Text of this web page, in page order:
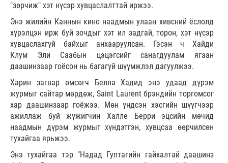
"зөрчиж" хэт нүсэр хувцаслалттай иржээ.
Энэ жилийн Каннын кино наадмын улаан хивсний ёслолд
хүрэлцэн ирж буй зочдыг хэт ил задгай, торон, хэт нүсэр
хувцаслахгүй байхыг анхааруулсан. Гэсэн ч Хайди
Клум Эли Саабын цэцэгсийг санагдуулам ягаан
даашинзаар гоёсон нь багагүй шүүмжлэл дагуулжээ.
Харин загвар өмсөгч Белла Хадид энэ удаад дүрэм
журмыг сайтар мөрдөж, Saint Laurent брэндийн торгомсог
хар даашинзаар гоёжээ. Мөн үндсэн хэсгийн шүүгчээр
ажиллаж буй жүжигчин Халле Берри эцсийн мөчид
наадмын дүрэм журмыг хүндэтгэн, хувцсаа өөрчилсөн
тухайгаа ярьжээ.
Энэ тухайгаа тэр "Надад Гуптагийн гайхалтай даашинз